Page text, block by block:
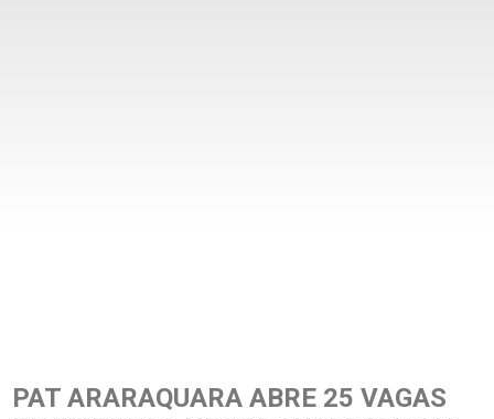
PAT ARARAQUARA ABRE 25 VAGAS